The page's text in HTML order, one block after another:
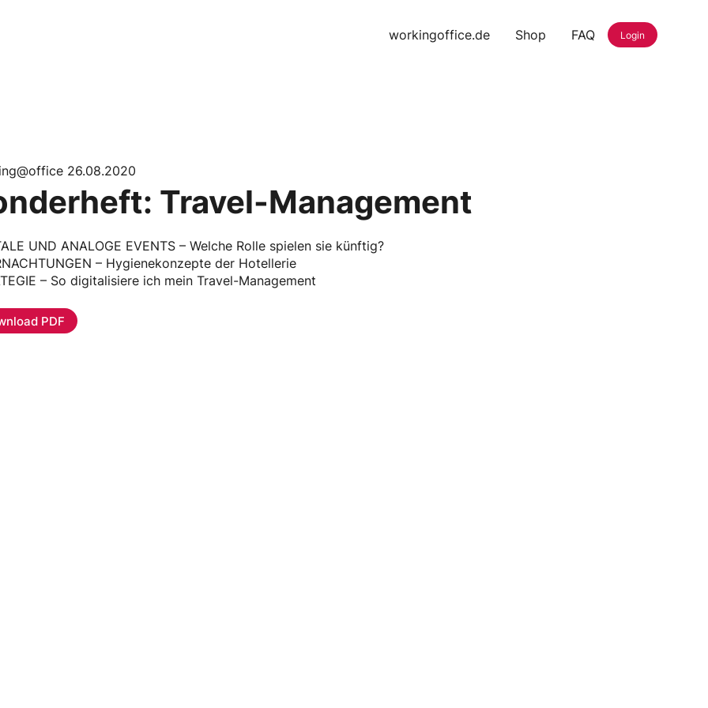
workingoffice.de Shop FAQ Login
26.08.2020
Travel-Management
UND ANALOGE EVENTS – Welche Rolle spielen sie künftig?
– Hygienekonzepte der Hotellerie
– So digitalisiere ich mein Travel-Management
PDF